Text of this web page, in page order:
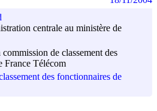
centrale au ministère de
de classement des
France Télécom
des fonctionnaires de